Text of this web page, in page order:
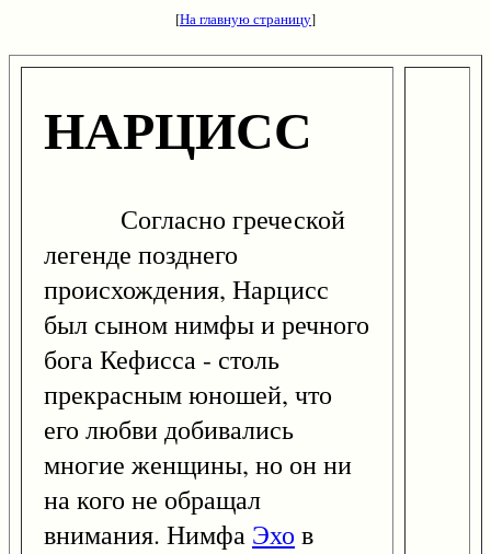
[На главную страницу]
НАРЦИСС
Согласно греческой
легенде позднего
происхождения, Нарцисс
был сыном нимфы и речного
бога Кефисса - столь
прекрасным юношей, что
его любви добивались
многие женщины, но он ни
на кого не обращал
внимания. Нимфа Эхо в